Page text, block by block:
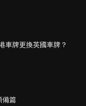
車牌更換英國車牌？
備篇